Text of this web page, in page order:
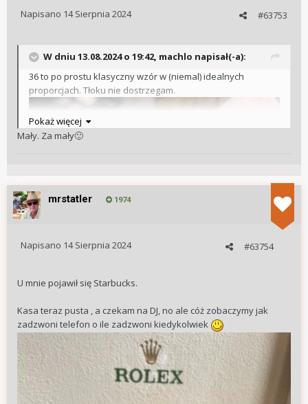
#63753
Napisano 14 Sierpnia 2024
W dniu 13.08.2024 o 19:42, machlo napisał(-a):
36 to po prostu klasyczny wzór w (niemal) idealnych
proporcjach. Tłoku nie dostrzegam.
Pokaż więcej
Mały. Za mały🙂
mrstatler 1974
#63754
Napisano 14 Sierpnia 2024
U mnie pojawił się Starbucks.
Kasa teraz pusta , a czekam na DJ, no ale cóż zobaczymy jak
zadzwoni telefon o ile zadzwoni kiedykolwiek